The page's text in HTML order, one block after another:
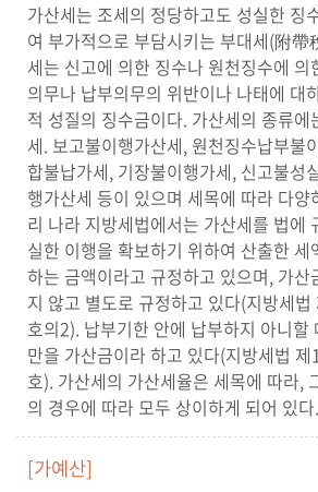
가산세는 조세의 정당하고도 성실한 징
여 부가적으로 부담시키는 부대세(附帶
세는 신고에 의한 징수나 원천징수에 의
의무나 납부의무의 위반이나 나태에 대
적 성질의 징수금이다. 가산세의 종류에
세. 보고불이행가산세, 원천징수납부불
합불납가세, 기장불이행가세, 신고불성
행가산세 등이 있으며 세목에 따라 다양
리 나라 지방세법에서는 가산세를 법에
실한 이행을 확보하기 위하여 산출한 세
하는 금액이라고 규정하고 있으며, 가산
지 않고 별도로 규정하고 있다(지방세
호의2). 납부기한 안에 납부하지 아니할
만을 가산금이라 하고 있다(지방세법
호). 가산세의 가산세율은 세목에 따라,
의 경우에 따라 모두 상이하게 되어 있다.
[가예산]